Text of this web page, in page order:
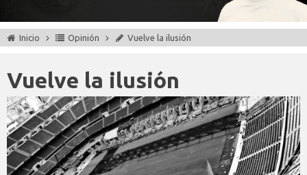
Inicio Opinión Vuelve la ilusión
Vuelve la ilusión